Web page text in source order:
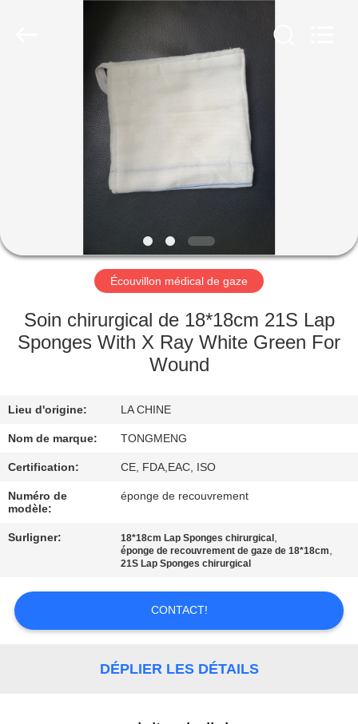
PRODUITS
DE
NOUS
VISITE
D'USINE
DE
QUALITÉ
CONTACTEZ-
NOUS
DEMANDEZ
UNE
CITATION
Écouvillon médical de gaze
Soin chirurgical de 18*18cm 21S Lap
Sponges With X Ray White Green For
Wound
Lieu d'origine: LA CHINE
Nom de marque: TONGMENG
Certification: CE, FDA,EAC, ISO
Numéro de
modèle:
éponge de recouvrement
Surligner: 18*18cm Lap Sponges chirurgical ,
éponge de recouvrement de gaze de 18*18cm,
21S Lap Sponges chirurgical
CONTACT!
DÉPLIER LES DÉTAILS